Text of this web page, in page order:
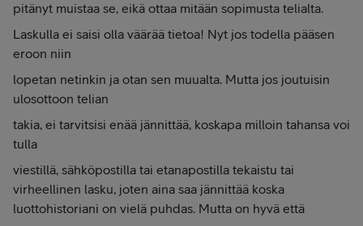
pitänyt muistaa se, eikä ottaa mitään sopimusta telialta.
Laskulla ei saisi olla väärää tietoa! Nyt jos todella pääsen
eroon niin
lopetan netinkin ja otan sen muualta. Mutta jos joutuisin
ulosottoon telian
takia, ei tarvitsisi enää jännittää, koskapa milloin tahansa voi
tulla
viestillä, sähköpostilla tai etanapostilla tekaistu tai
virheellinen lasku, joten aina saa jännittää koska
luottohistoriani on vielä puhdas. Mutta on hyvä että